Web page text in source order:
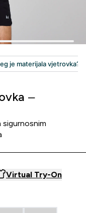
–
sigurnosnim
Virtual Try-On